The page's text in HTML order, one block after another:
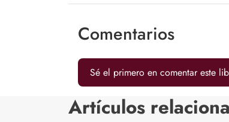
Comentarios
Sé el primero en comentar este
Artículos